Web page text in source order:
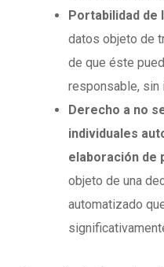
Portabilidad de
datos objeto de
de que éste
responsable, sin
Derecho a no
individuales
elaboración de
objeto de una
automatizado